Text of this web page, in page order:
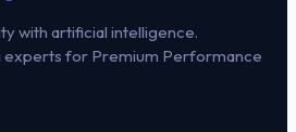
with artificial intelligence.
experts for Premium Performance